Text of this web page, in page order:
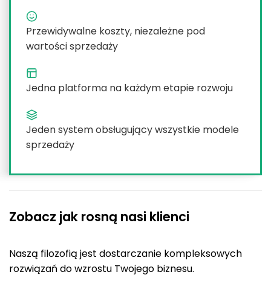
Przewidywalne koszty, niezależne pod
wartości sprzedaży
Jedna platforma na każdym etapie rozwoju
Jeden system obsługujący wszystkie modele
sprzedaży
Zobacz jak rosną nasi klienci
Naszą filozofią jest dostarczanie kompleksowych
rozwiązań do wzrostu Twojego biznesu.